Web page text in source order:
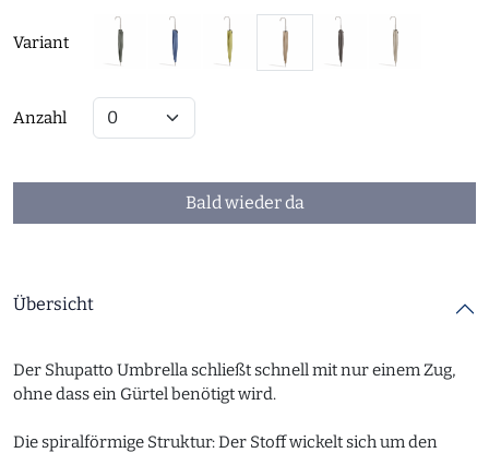
Variant
Anzahl
Bald wieder da
Übersicht
Der Shupatto Umbrella schließt schnell mit nur einem Zug,
ohne dass ein Gürtel benötigt wird.
Die spiralförmige Struktur: Der Stoff wickelt sich um den